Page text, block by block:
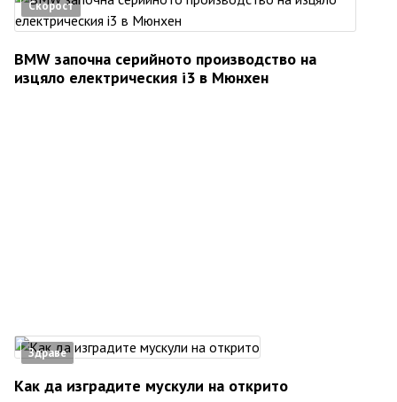
Скорост
BMW започна серийното производство на
изцяло електрическия i3 в Мюнхен
Здраве
Как да изградите мускули на открито